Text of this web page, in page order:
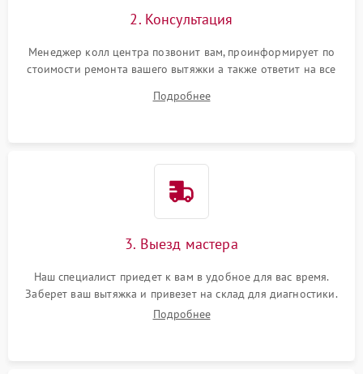
2. Консультация
Менеджер колл центра позвонит вам, проинформирует по
стоимости ремонта вашего вытяжки а также ответит на все
Подробнее
3. Выезд мастера
Наш специалист приедет к вам в удобное для вас время.
Заберет ваш вытяжка и привезет на склад для диагностики.
Подробнее